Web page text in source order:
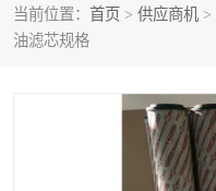
当前位置： 首页 > 供应商机 >
油滤芯规格
甲醇过滤器
硝酸尾气分离器
高炉煤气过滤器